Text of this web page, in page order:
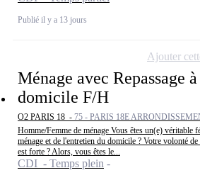
Publié il y a 13 jours
Ménage avec Repassage à
domicile F/H
O2 PARIS 18 - 75 - PARIS 18E
Homme/Femme de ménage Vous êtes un(e) véritable
ménage et de l'entretien du domicile ? Votre volonté
est forte ? Alors, vous êtes le...
CDI - Temps plein
Ajouter